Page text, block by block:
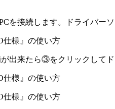
を接続します。ドライバー
出来たら③をクリックしてド